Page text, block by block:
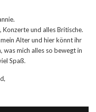
und alles Britische.
Alter und hier könnt ihr
was mich alles so bewegt in
Spaß.